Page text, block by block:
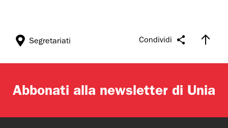
Condividi
Segretariati
Abbonati alla newsletter di Unia